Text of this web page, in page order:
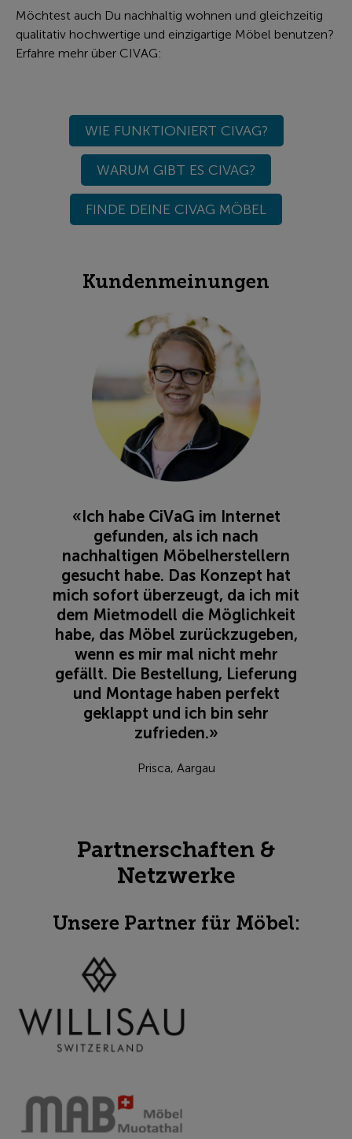
Möchtest auch Du nachhaltig wohnen und gleichzeitig
qualitativ hochwertige und einzigartige Möbel benutzen?
Erfahre mehr über CIVAG:
WIE FUNKTIONIERT CIVAG?
WARUM GIBT ES CIVAG?
FINDE DEINE CIVAG MÖBEL
Kundenmeinungen
«Ich habe CiVaG im Internet
gefunden, als ich nach
nachhaltigen Möbelherstellern
gesucht habe. Das Konzept hat
mich sofort überzeugt, da ich mit
dem Mietmodell die Möglichkeit
habe, das Möbel zurückzugeben,
wenn es mir mal nicht mehr
gefällt. Die Bestellung, Lieferung
und Montage haben perfekt
geklappt und ich bin sehr
zufrieden.»
Prisca, Aargau
Partnerschaften &
Netzwerke
Unsere Partner für Möbel: